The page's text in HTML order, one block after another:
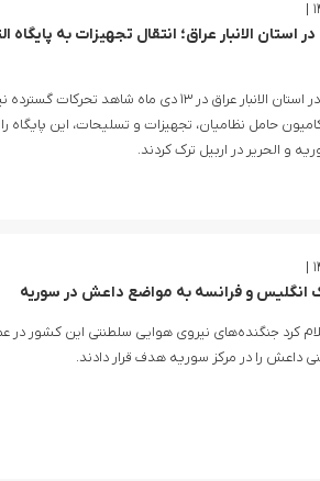
استان الانبار عراق؛ انتقال تجهیزات به
پایگاه عین‌الاسد واقع در استان الانبار عراق در ۱۳ دی ماه
است. حدود ۱۵۰ کامیون حامل نظامیان، تجهیزات و تسلیحات، این
و الحریر در اربیل ترک کردند.
انگلیس و فرانسه به مواضع داعش در سوریه
کرد جنگنده‌های نیروی هوایی سلطنتی این کشور در
داعش را در مرکز سوریه هدف قرار دادند.